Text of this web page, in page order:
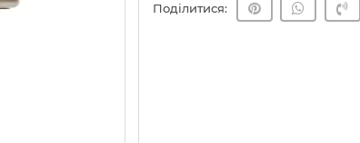
Поділитися: